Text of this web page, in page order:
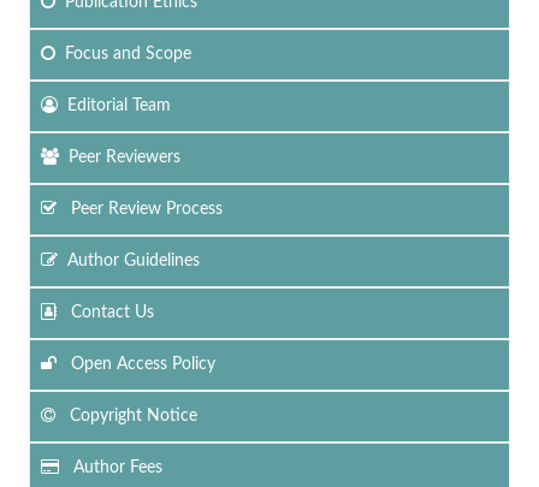
Focusand Scope
Editorial Team
Peer Reviewers
Peer Review Process
Author Guidelines
Contact Us
Open Access Policy
Copyright Notice
Author Fees